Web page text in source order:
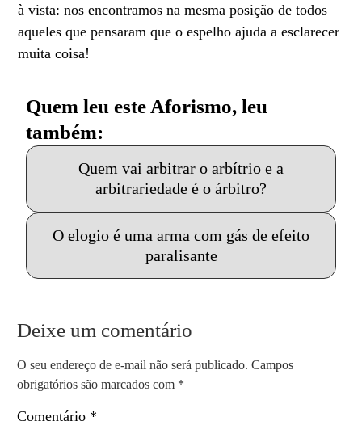
à vista: nos encontramos na mesma posição de todos
aqueles que pensaram que o espelho ajuda a esclarecer
muita coisa!
Quem leu este Aforismo, leu
também:
Quem vai arbitrar o arbítrio e a
arbitrariedade é o árbitro?
O elogio é uma arma com gás de efeito
paralisante
Deixe um comentário
O seu endereço de e-mail não será publicado. Campos
obrigatórios são marcados com *
Comentário *